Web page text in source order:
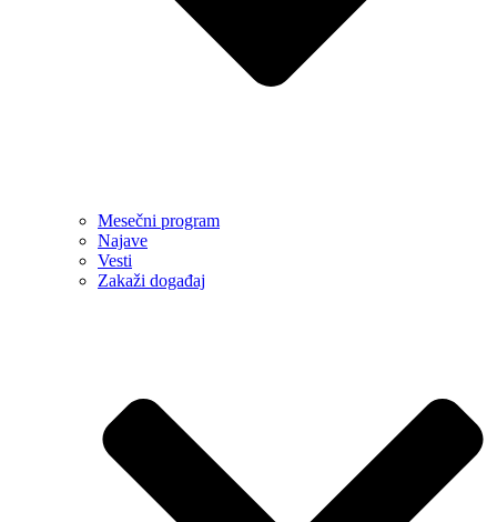
Mesečni program
Najave
Vesti
Zakaži događaj